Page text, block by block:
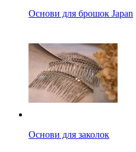
Основи для брошок Japan
Основи для заколок